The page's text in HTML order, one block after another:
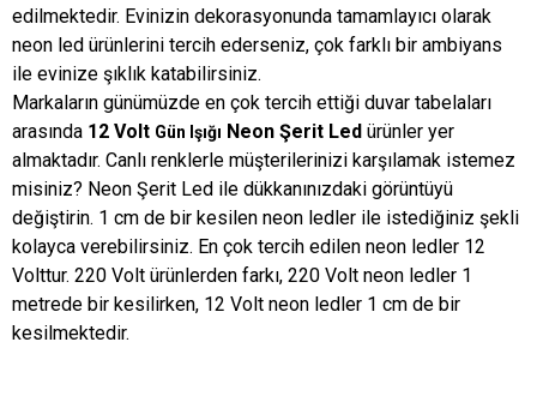
edilmektedir. Evinizin dekorasyonunda tamamlayıcı olarak
neon led ürünlerini tercih ederseniz, çok farklı bir ambiyans
ile evinize şıklık katabilirsiniz.
Markaların günümüzde en çok tercih ettiği duvar tabelaları
arasında 12 Volt Gün Işığı Neon Şerit Led ürünler yer
almaktadır. Canlı renklerle müşterilerinizi karşılamak istemez
misiniz? Neon Şerit Led ile dükkanınızdaki görüntüyü
değiştirin. 1 cm de bir kesilen neon ledler ile istediğiniz şekli
kolayca verebilirsiniz. En çok tercih edilen neon ledler 12
Volttur. 220 Volt ürünlerden farkı, 220 Volt neon ledler 1
metrede bir kesilirken, 12 Volt neon ledler 1 cm de bir
kesilmektedir.